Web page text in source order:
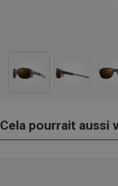
Cela pourrait aussi